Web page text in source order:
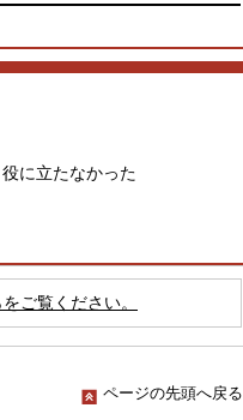
役に立たなかった
ご覧ください。
ページの先頭へ戻る